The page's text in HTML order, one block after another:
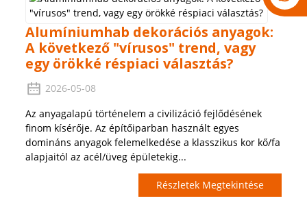
Alumíniumhab dekorációs anyagok:
A következő "vírusos" trend, vagy
egy örökké réspiaci választás?
2026-05-08
Az anyagalapú történelem a civilizáció fejlődésének
finom kísérője. Az építőiparban használt egyes
domináns anyagok felemelkedése a klasszikus kor kő/fa
alapjaitól az acél/üveg épületekig...
Részletek Megtekintése